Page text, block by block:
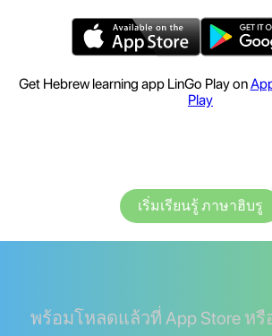
Get Hebrew learning app LinGo Play on
Play
เริ่มเรียนรู้ ภาษาฮิบรู
พร้อมโหลดแล้วที่ App Store หรื